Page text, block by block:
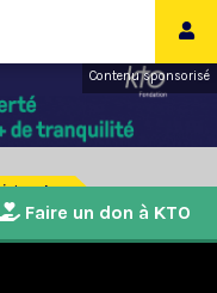
Contenu sponsorisé
Faire un don à KTO